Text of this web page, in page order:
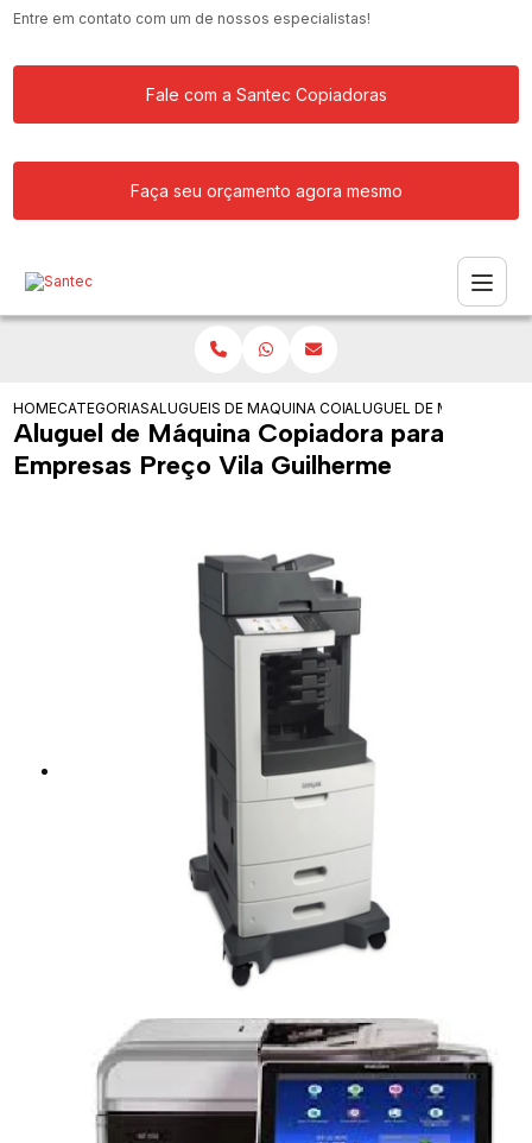
Entre em contato com um de nossos especialistas!
Fale com a Santec Copiadoras
Faça seu orçamento agora mesmo
HOMECATEGORIASALUGUEIS DE COPIADORASMAQUINA COPIADORA KYOCERA PARA
ALUGUEL DE MAQUINA
Aluguel de Máquina Copiadora para
Empresas Preço Vila Guilherme